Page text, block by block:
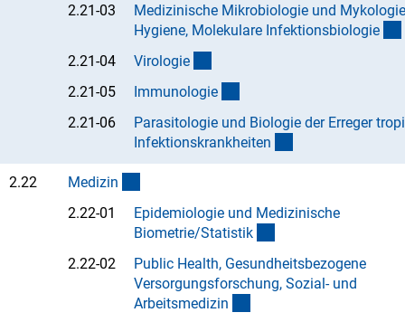
2.21-03
Medizinische Mikrobiologie und
Hygiene, Molekulare Infektionsbiologie
2.21-04
Virologie
2.21-05
Immunologie
2.21-06
Parasitologie und Biologie der Erreger
Infektionskrankheiten
2.22 Medizin
2.22-01
Epidemiologie und Medizinische
Biometrie/Statistik
2.22-02
Public Health, Gesundheitsbezogene
Versorgungsforschung, Sozial- und
Arbeitsmedizin